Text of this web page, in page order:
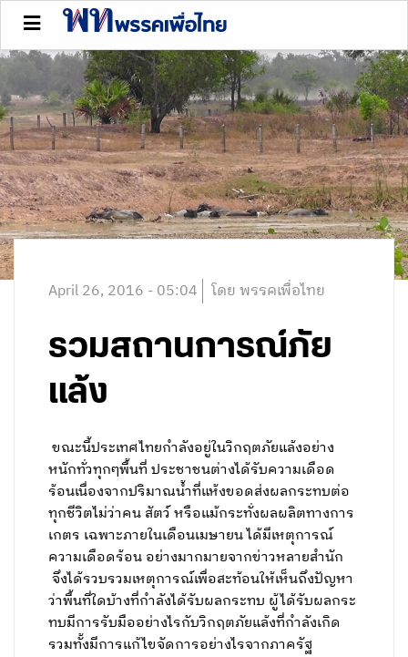
April 26, 2016 - 05:04 โดย พรรคเพื่อไทย
รวมสถานการณ์ภัย
แล้ง
ขณะนี้ประเทศไทยกำลังอยู่ในวิกฤตภัยแล้งอย่าง
หนักทั่วทุกๆพื้นที่ ประชาชนต่างได้รับความเดือด
ร้อนเนื่องจากปริมาณน้ำที่แห้งขอดส่งผลกระทบต่อ
ทุกชีวิตไม่ว่าคน สัตว์ หรือแม้กระทั่งผลผลิตทางการ
เกตร เฉพาะภายในเดือนเมษายน ได้มีเหตุการณ์
ความเดือดร้อน อย่างมากมายจากข่าวหลายสำนัก
จึงได้รวบรวมเหตุการณ์เพื่อสะท้อนให้เห็นถึงปัญหา
ว่าพื้นที่ใดบ้างที่กำลังได้รับผลกระทบ ผู้ได้รับผลกระ
ทบมีการรับมืออย่างไรกับวิกฤตภัยแล้งที่กำลังเกิด
รวมทั้งมีการแก้ไขจัดการอย่างไรจากภาครัฐ